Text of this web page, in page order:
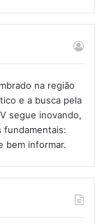
na região
e a busca pela
segue inovando,
fundamentais:
bem informar.​